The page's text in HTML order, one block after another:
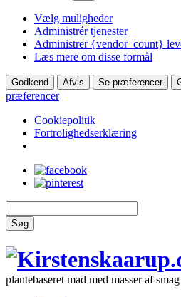
Vælg muligheder
Administrér tjenester
Administrer {vendor_count}
Læs mere om disse formål
Godkend Afvis Se præferencer
præferencer
Cookiepolitik
Fortrolighedserklæring
Søg
plantebaseret mad med masser af smag